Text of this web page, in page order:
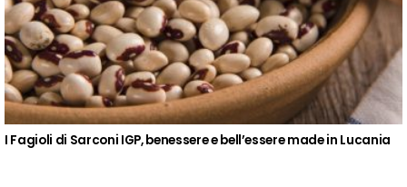
I Fagioli di Sarconi IGP, benessere e bell’essere made in Lucania